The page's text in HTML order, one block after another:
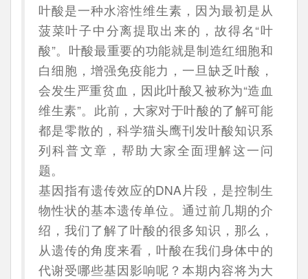
叶酸是一种水溶性维生素，因为最初是从
菠菜叶子中分离提取出来的，故得名“叶
酸”。叶酸最重要的功能就是制造红细胞和
白细胞，增强免疫能力，一旦缺乏叶酸，
会发生严重贫血，因此叶酸又被称为“造血
维生素”。此前，大家对于叶酸的了解可能
都是零散的，科学猫头鹰刊发叶酸知识系
列科普文章，帮助大家全面理解这一问
题。
基因指有遗传效应的DNA片段，是控制生
物性状的基本遗传单位。通过前几期的介
绍，我们了解了叶酸的很多知识，那么，
从遗传的角度来看，叶酸在我们身体中的
代谢受哪些基因影响呢？本期内容将为大